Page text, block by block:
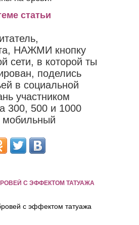
статьи
НАЖМИ кнопку
сети, в которой ты
поделись
в социальной
участником
300, 500 и 1000
мобильный
С ЭФФЕКТОМ ТАТУАЖА